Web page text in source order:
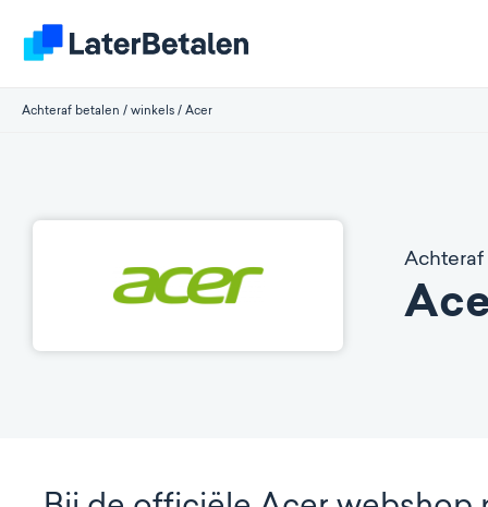
Achteraf betalen / winkels / Acer